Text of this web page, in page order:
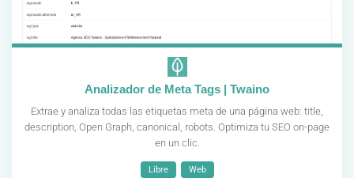
Analizador de Meta Tags | Twaino
Extrae y analiza todas las etiquetas meta de una página web: title,
description, Open Graph, canonical, robots. Optimiza tu SEO on-page
en un clic.
Libre Web